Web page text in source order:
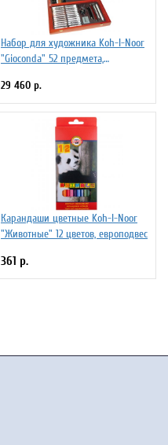
Набор для художника Koh-I-Noor
"Gioconda" 52 предмета,
29 460 р.
Карандаши цветные Koh-I-Noor
"Животные" 12 цветов, европодвес
361 р.